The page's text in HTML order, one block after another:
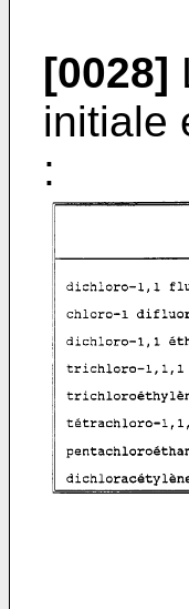
[0028]
initiale
: